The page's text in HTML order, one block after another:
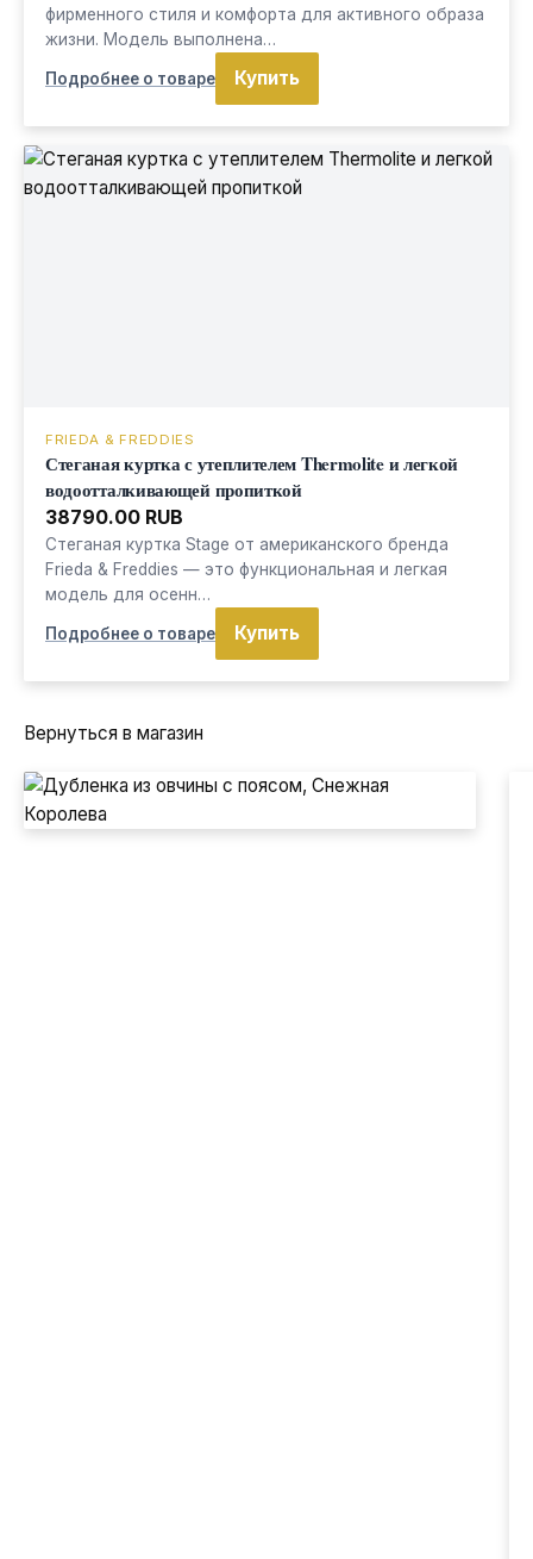
фирменного стиля и комфорта для активного образа
жизни. Модель выполнена…
Подробнее о товаре Купить
FRIEDA & FREDDIES
Стеганая куртка с утеплителем Thermolite и легкой
водоотталкивающей пропиткой
38790.00 RUB
Стеганая куртка Stage от американского бренда
Frieda & Freddies — это функциональная и легкая
модель для осенн…
Подробнее о товаре Купить
Вернуться в магазин